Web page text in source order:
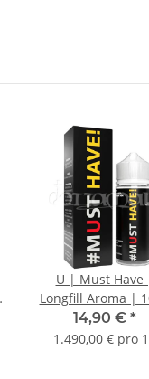
U | Must Have
Longfill Aroma |
14,90 € *
1.490,00 € pro